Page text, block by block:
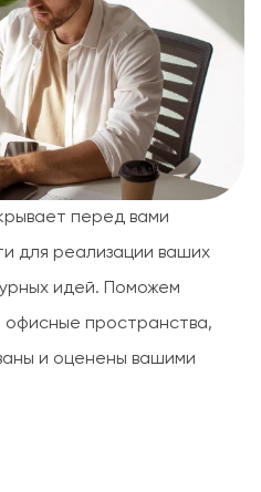
перед вами
для реализации ваших
идей. Поможем
пространства,
и оценены вашими